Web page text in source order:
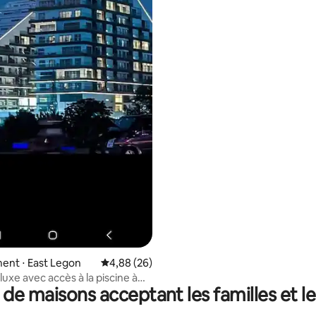
⋅ East Legon Évaluation moyenne sur la base de 26
4,88 (26)
avec accès à la piscine à
maisons acceptant les familles et